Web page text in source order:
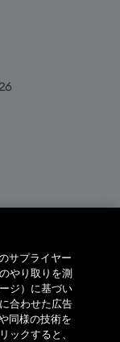
サプライヤー
やり取りを測
ジ）に基づい
合わせた広告
同様の技術を
ックすると、